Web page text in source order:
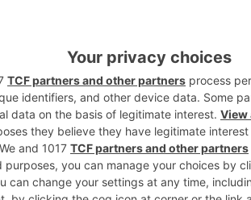
motivo de la Feria del Libro:
Room en el Templete del